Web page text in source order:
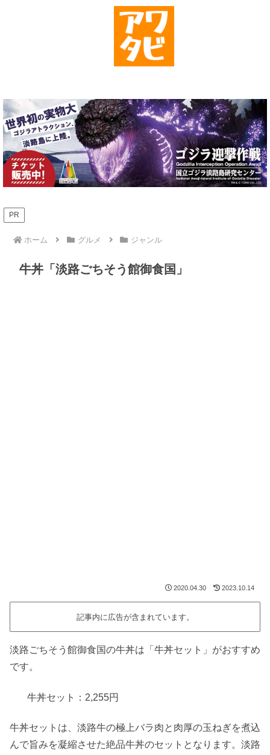
PR
ホーム グルメ ジャンル
牛丼「淡路ごちそう館御食国」
2020.04.30 2023.10.14
記事内に広告が含まれています。
淡路ごちそう館御食国の牛丼は「牛丼セット」がおすすめ
です。
牛丼セット：2,255円
牛丼セットは、淡路牛の極上バラ肉と肉厚の玉ねぎを煮込
んで旨みを凝縮させた絶品牛丼のセットとなります。淡路